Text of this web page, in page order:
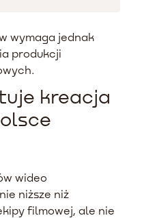
wymaga jednak
produkcji
kreacja
wideo
niższe niż
filmowej, ale nie